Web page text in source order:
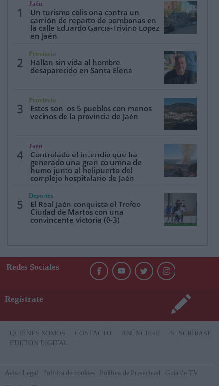
1
Jaén
Un turismo colisiona contra un
camión de reparto de bombonas en
la calle Eduardo García-Triviño López
en Jaén
2
Provincia
Hallan sin vida al hombre
desaparecido en Santa Elena
3
Provincia
Estos son los 5 pueblos con menos
vecinos de la provincia de Jaén
4
Jaén
Controlado el incendio que ha
generado una gran columna de
humo junto al helipuerto del
complejo hospitalario de Jaén
5
Deportes
El Real Jaén conquista el Trofeo
Ciudad de Martos con una
convincente victoria (0-3)
Redes Sociales
Regístrate
QUIÉNES SOMOS CONTACTO ANÚNCIESE
SUSCRÍBASE
EDICIÓN DIGITAL
Aviso Legal Politica de cookies Política de Privacidad
Guía de TV